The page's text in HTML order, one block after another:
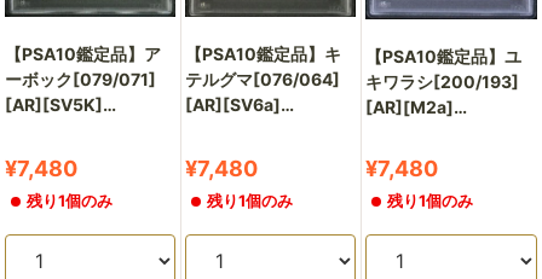
【PSA10鑑定品】ア
ーボック[079/071]
[AR][SV5K]
真掲載】
販
価
格
¥7,480
残り1個のみ
【PSA10鑑定品】キ
テルグマ[076/064]
[AR][SV6a]
真掲載】
販
価
格
¥7,480
残り1個のみ
【PSA10鑑定品】ユ
キワラシ[200/193]
[AR][M2a]
真掲載】
販
価
格
¥7,480
残り1個のみ